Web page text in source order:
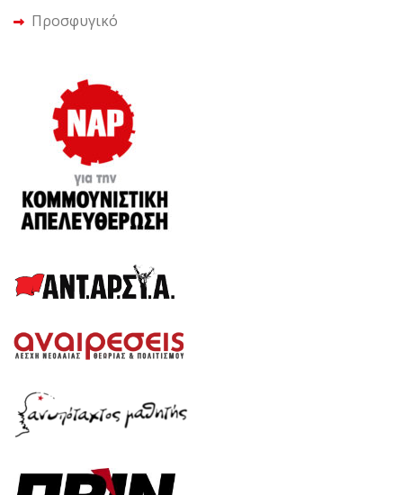
Προσφυγικό